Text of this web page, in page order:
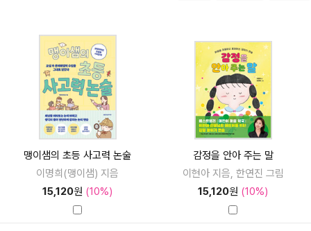
맹이샘의 초등 사고력 논술
이명희(맹이샘) 지음
15,120원 (10%)
감정을 안아 주는 말
이현아 지음, 한연진 그림
15,120원 (10%)